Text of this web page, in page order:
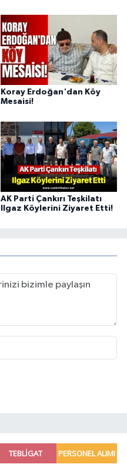
Koray Erdoğan'dan Köy
Mesaisi!
AK Parti Çankırı Teşkilatı
Ilgaz Köylerini Ziyaret Etti!